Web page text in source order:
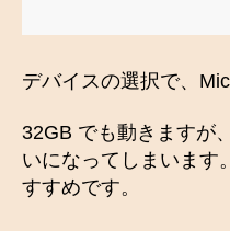
デバイスの選択で、
32GB でも動きますが
いになってしまいます
すすめです。